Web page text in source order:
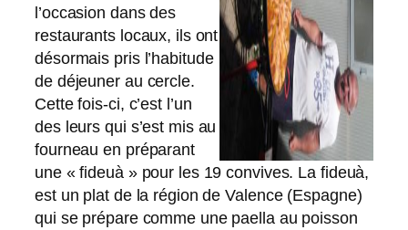
l’occasion dans des
restaurants locaux, ils ont
désormais pris l’habitude
de déjeuner au cercle.
Cette fois-ci, c’est l’un
des leurs qui s’est mis au
fourneau en préparant
une « fideuà » pour les 19 convives. La fideuà,
est un plat de la région de Valence (Espagne)
qui se prépare comme une paella au poisson